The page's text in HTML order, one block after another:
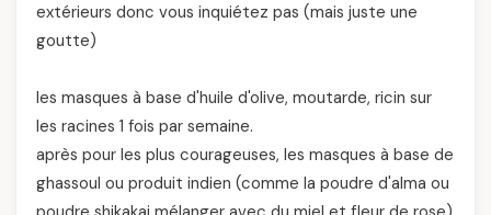
extérieurs donc vous inquiétez pas (mais juste une
goutte)
les masques à base d'huile d'olive, moutarde, ricin sur
les racines 1 fois par semaine.
après pour les plus courageuses, les masques à base de
ghassoul ou produit indien (comme la poudre d'alma ou